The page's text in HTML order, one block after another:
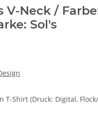
V-Neck /
Sol's
T-Shirt (Druck: Digital,